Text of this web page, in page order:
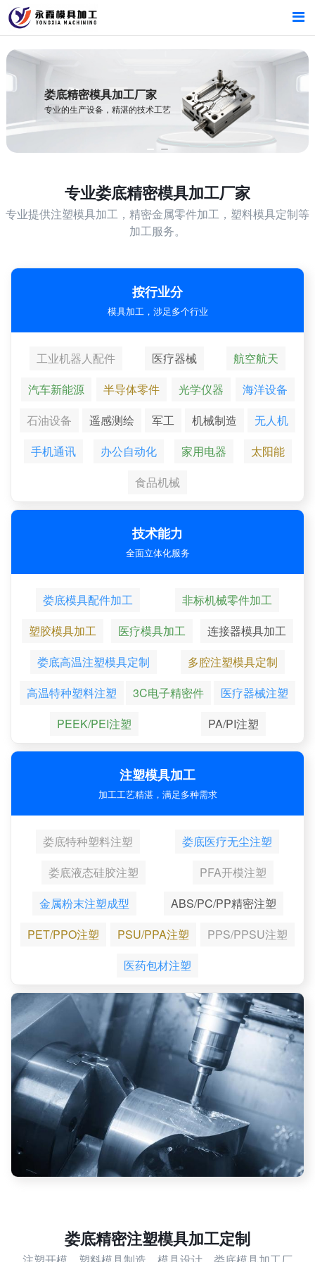
首页
产品中心
新闻中心
首页
产品中心
新闻中心
娄底精密模具加工厂家
专业的生产设备，精湛的技术工艺
专业娄底精密模具加工厂家
专业提供注塑模具加工，精密金属零件加工，塑料模具定制等
加工服务。
按行业分
模具加工，涉足多个行业
工业机器人配件 医疗器械
航空航天
汽车新能源
半导体零件 光学仪器
海洋设备
石油设备
遥感测绘 军工 机械制造
无人机
手机通讯
办公自动化 家用电器
太阳能
食品机械
技术能力
全面立体化服务
娄底模具配件加工
非标机械零件加工
塑胶模具加工
医疗模具加工
连接器模具加工
娄底高温注塑模具定制
多腔注塑模具定制
高温特种塑料注塑
3C电子精密件
医疗器械注塑
PEEK/PEI注塑
PA/PI注塑
注塑模具加工
加工工艺精湛，满足多种需求
娄底特种塑料注塑
娄底医疗无尘注塑
娄底液态硅胶注塑
PFA开模注塑
金属粉末注塑成型
ABS/PC/PP精密注塑
PET/PPO注塑
PSU/PPA注塑
PPS/PPSU注塑
医药包材注塑
娄底精密注塑模具加工定制